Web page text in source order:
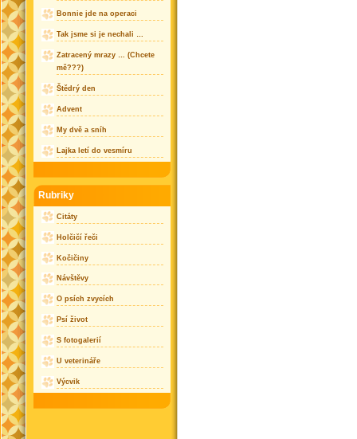
Bonnie jde na operaci
Tak jsme si je nechali …
Zatracený mrazy … (Chcete
mě???)
Štědrý den
Advent
My dvě a sníh
Lajka letí do vesmíru
Rubriky
Citáty
Holčičí řeči
Kočičiny
Návštěvy
O psích zvycích
Psí život
S fotogalerií
U veterináře
Výcvik